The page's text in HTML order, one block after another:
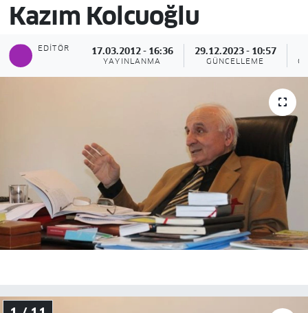
Kazım Kolcuoğlu
EDITÖR 17.03.2012 - 16:36
YAYINLANMA
29.12.2023 - 10:57
GÜNCELLEME
Son Dakika Haberleri
Haber Arşivi